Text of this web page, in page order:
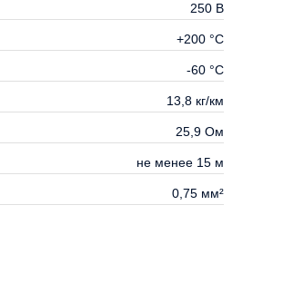
250 В
+200 °С
-60 °С
13,8 кг/км
25,9 Ом
не менее 15 м
0,75 мм²